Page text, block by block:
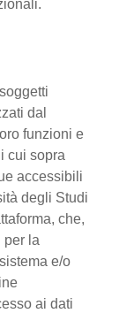
dal
funzioni e
cui sopra
accessibili
degli Studi
che,
per la
e/o
ai dati